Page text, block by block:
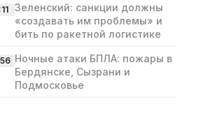
Зеленский: санкции должны
«создавать им проблемы» и
бить по ракетной логистике
Ночные атаки БПЛА: пожары в
Бердянске, Сызрани и
Подмосковье